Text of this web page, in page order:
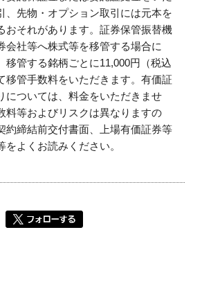
、先物・オプション取引には元本を
おそれがあります。証券保管振替機
会社等へ株式等を移管する場合に
移管する銘柄ごとに11,000円（税込
移管手数料をいただきます。有価証
については、料金をいただきませ
料等およびリスクは異なりますの
約締結前交付書面、上場有価証券等
よくお読みください。